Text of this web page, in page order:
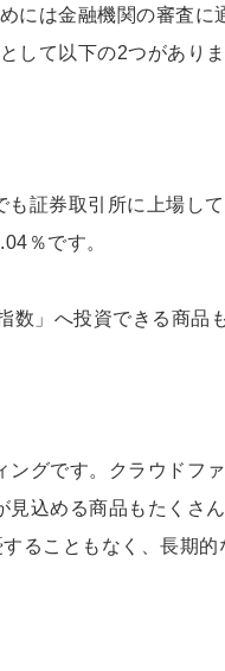
には金融機関の審査に
して以下の2つがありま
証券取引所に上場し
％です。
数」へ投資できる商品
ングです。クラウドフ
見込める商品もたくさ
ることもなく、長期的